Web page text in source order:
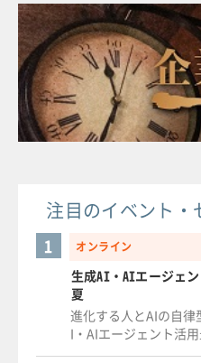
注目のイベント・
オンライン
1
生成AI・AIエージェ
夏
進化する人とAIの自
I・AIエージェント活